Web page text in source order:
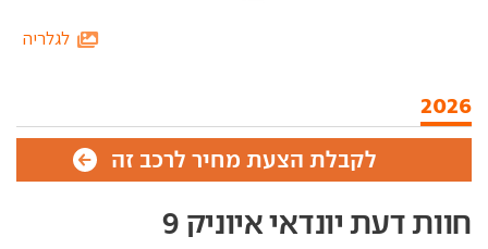
2026
לגלריה
לקבלת הצעת מחיר לרכב זה
חוות דעת יונדאי איוניק 9